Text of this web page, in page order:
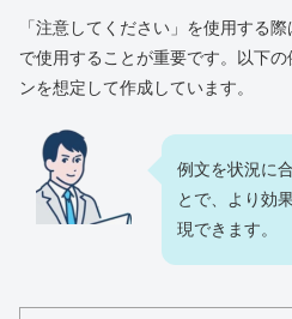
「注意してください」を使用する
で使用することが重要です。以下
ンを想定して作成しています。
例文を状況に
とで、より効
現できます。